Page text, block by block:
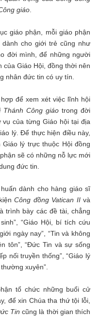
giáo
giáo phận, mỗi giáo phận
cho giới trẻ cũng như
đời mình, để những người
Giáo Hội, đồng thời nên
nhân đức tin có uy tín.
để xem xét việc lĩnh hội
Thánh Công giáo trong đời
của từng Giáo hội tại địa
lý. Để thực hiện điều này,
lý trực thuộc Hội đồng
sẽ có những nỗ lực mới
đức tin.
huấn dành cho hàng giáo sĩ
Công đồng Vatican IIvà
trình bày các đề tài, chẳng
“Giáo Hội, bí tích cứu
ngày nay”, “Tin và không
tôn”, “Đức Tin và sự sống
nối truyền thống”, “Giáo lý
xuyên”.
tổ chức những buổi cử
để xin Chúa tha thứ tội lỗi,
Tin cũng là thời gian thích